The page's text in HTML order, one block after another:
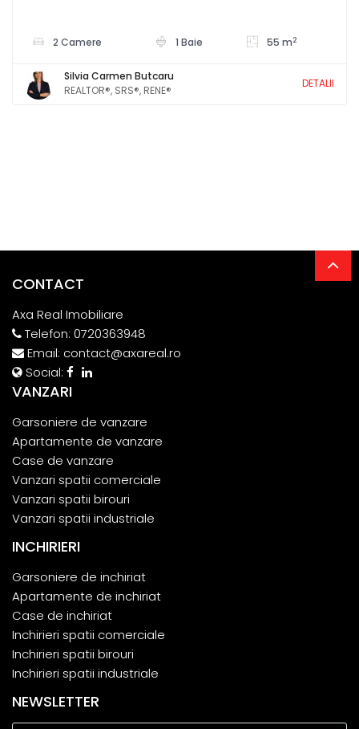
2 Camere 1 Baie 55 m2
Silvia Carmen Butcaru
REALTOR®, SRS®, RENE®
DETALII
CONTACT
Axa Real Imobiliare
Telefon: 0720363948
Email: contact@axareal.ro
Social:
VANZARI
Garsoniere de vanzare
Apartamente de vanzare
Case de vanzare
Vanzari spatii comerciale
Vanzari spatii birouri
Vanzari spatii industriale
INCHIRIERI
Garsoniere de inchiriat
Apartamente de inchiriat
Case de inchiriat
Inchirieri spatii comerciale
Inchirieri spatii birouri
Inchirieri spatii industriale
NEWSLETTER